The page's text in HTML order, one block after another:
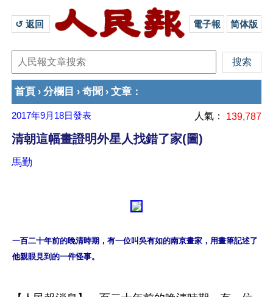
↺ 返回 電子報 简体版
首頁 › 分欄目 › 奇聞 › 文章 ：
2017年9月18日發表 人氣： 139,787
清朝這幅畫證明外星人找錯了家(圖)
馬勤
一百二十年前的晚清時期，有一位叫吳有如的南京畫家，用畫筆記述了
他親眼見到的一件怪事。